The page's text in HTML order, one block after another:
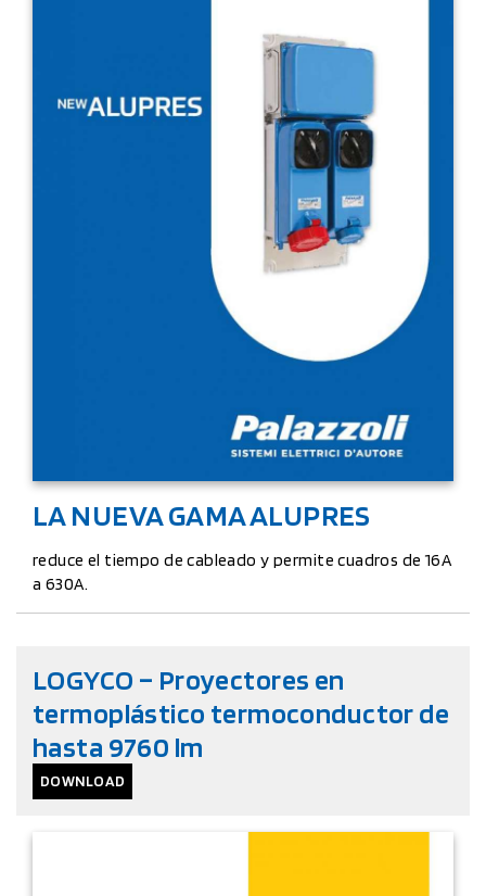
LA NUEVA GAMA ALUPRES
reduce el tiempo de cableado y permite cuadros de 16A
a 630A.
LOGYCO – Proyectores en
termoplástico termoconductor de
hasta 9760 lm
DOWNLOAD